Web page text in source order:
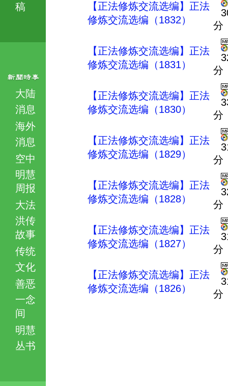
稿
大陆
消息
海外
消息
空中
明慧
周报
大法
洪传
故事
传统
文化
善恶
一念
间
明慧
丛书
【正法修炼交流选编】正法
修炼交流选编（1832）
分
【正法修炼交流选编】正法
修炼交流选编（1831）
分
【正法修炼交流选编】正法
修炼交流选编（1830）
分
【正法修炼交流选编】正法
修炼交流选编（1829）
分
【正法修炼交流选编】正法
修炼交流选编（1828）
分
【正法修炼交流选编】正法
修炼交流选编（1827）
分
【正法修炼交流选编】正法
修炼交流选编（1826）
分